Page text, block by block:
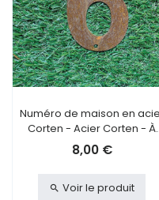
Numéro de maison en
Corten - Acier Corten - À
visser - 6
8,00 €
Voir le produit